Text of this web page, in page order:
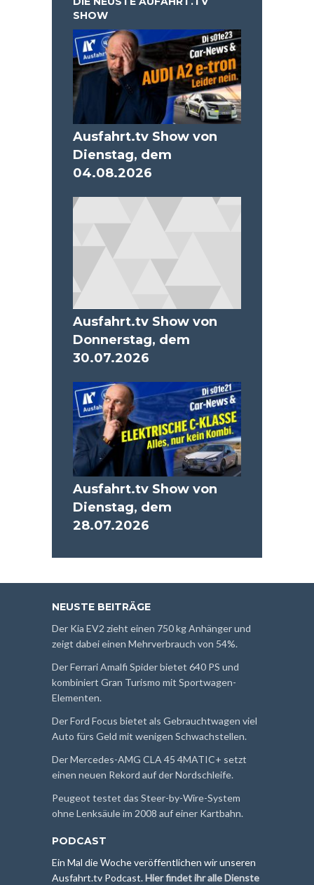
SHOW
Ausfahrt.tv Show von
Dienstag, dem
04.08.2026
Ausfahrt.tv Show von
Donnerstag, dem
30.07.2026
Ausfahrt.tv Show von
Dienstag, dem
28.07.2026
NEUSTE BEITRÄGE
Der Kia EV2 zieht einen 750 kg Anhänger und
zeigt dabei einen Mehrverbrauch von 54%.
Der Ferrari Amalfi Spider bietet 640 PS und
kombiniert Gran Turismo mit Sportwagen-
Elementen.
Der Ford Focus bietet als Gebrauchtwagen viel
Auto fürs Geld mit wenigen Schwachstellen.
Der Mercedes-AMG CLA 45 4MATIC+ setzt
einen neuen Rekord auf der Nordschleife.
Peugeot testet das Steer-by-Wire-System
ohne Lenksäule im 2008 auf einer Kartbahn.
PODCAST
Ein Mal die Woche veröffentlichen wir unseren
Ausfahrt.tv Podcast.Hier findet ihr alle Dienste